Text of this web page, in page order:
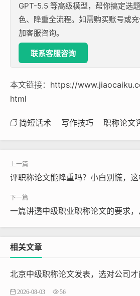
GPT-5.5 等高级模型，帮你搞定选
色、降重全流程。如需购买账号或
加客服咨询。
联系客服咨询
本文链接： https://
html
简短话术 写作技巧 职称论文
评职称论文能降重吗？小白别慌，
一篇讲透中级职业职称论文的要求
相关文章
北京中级职称论文发表，选对公司
2026-08-03 56